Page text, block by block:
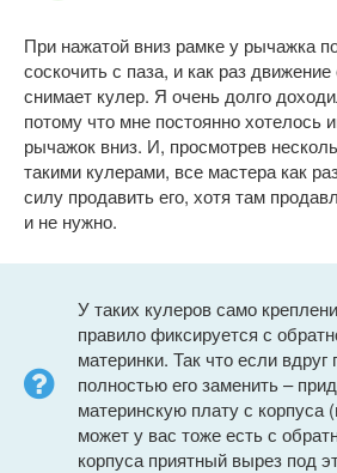
При нажатой вниз рамке у рычажка
соскочить с паза, и как раз
снимает кулер. Я очень долго
потому что мне постоянно хотелось
рычажок вниз. И, просмотрев
такими кулерами, все мастера как
силу продавить его, хотя там
и не нужно.
У таких кулеров само
правило фиксируется с
материнки. Так что если вдруг
полностью его заменить –
материнскую плату с корпуса
может у вас тоже есть с
корпуса приятный вырез под